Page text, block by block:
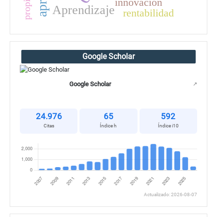
Aprendizaje rentabilidad
Google Scholar
Google Scholar ↗
24.976
Citas
65
Índice h
592
Índice i10
Actualizado: 2026-08-07